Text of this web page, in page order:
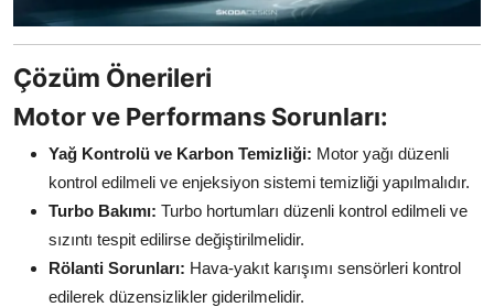
Çözüm Önerileri
Motor ve Performans Sorunları:
Yağ Kontrolü ve Karbon Temizliği: Motor yağı düzenli
kontrol edilmeli ve enjeksiyon sistemi temizliği yapılmalıdır.
Turbo Bakımı: Turbo hortumları düzenli kontrol edilmeli ve
sızıntı tespit edilirse değiştirilmelidir.
Rölanti Sorunları: Hava-yakıt karışımı sensörleri kontrol
edilerek düzensizlikler giderilmelidir.